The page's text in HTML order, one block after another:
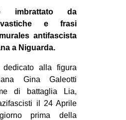
POPOLARE
ALL’ABITARE
GENERI
imbrattato da
e frasi
antifascista
a Niguarda.
dedicato alla figura
Gina Galeotti
di battaglia Lia,
il 24 Aprile
prima della